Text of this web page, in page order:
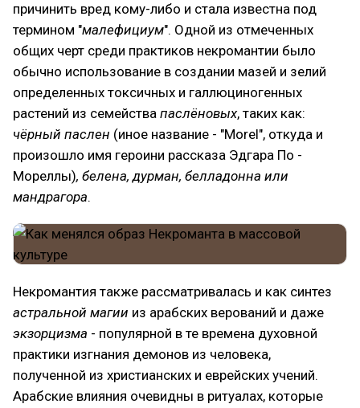
причинить вред кому-либо и стала известна под
термином "малефициум". Одной из отмеченных
общих черт среди практиков некромантии было
обычно использование в создании мазей и зелий
определенных токсичных и галлюциногенных
растений из семейства паслёновых, таких как:
чёрный паслен (иное название - "Morel", откуда и
произошло имя героини рассказа Эдгара По -
Мореллы), белена, дурман, белладонна или
мандрагора.
Некромантия также рассматривалась и как синтез
астральной магии из арабских верований и даже
экзорцизма - популярной в те времена духовной
практики изгнания демонов из человека,
полученной из христианских и еврейских учений.
Арабские влияния очевидны в ритуалах, которые